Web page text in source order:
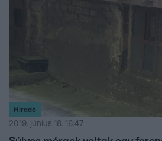
Híradó
2019. június 18. 16:47